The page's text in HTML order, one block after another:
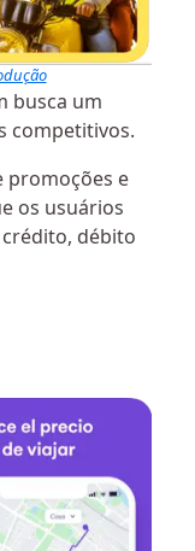
busca um
competitivos.
promoções e
os usuários
débito